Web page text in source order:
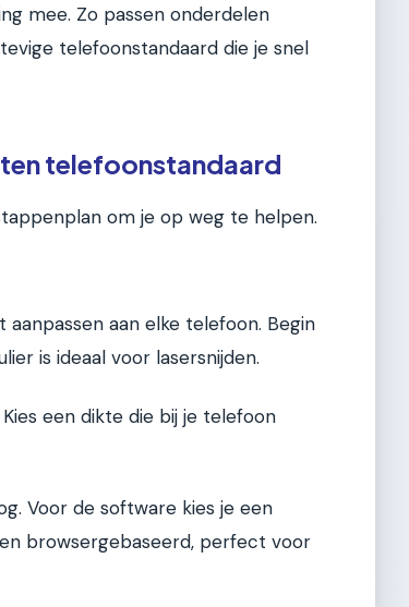
mee. Zo passen onderdelen
telefoonstandaard die je snel
telefoonstandaard
om je op weg te helpen.
aan elke telefoon. Begin
is ideaal voor lasersnijden.
een dikte die bij je telefoon
Voor de software kies je een
browsergebaseerd, perfect voor